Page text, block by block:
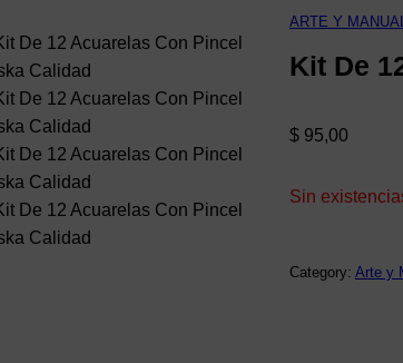
ARTE Y
Kit De
$95,00
Sin
Category: Arte y